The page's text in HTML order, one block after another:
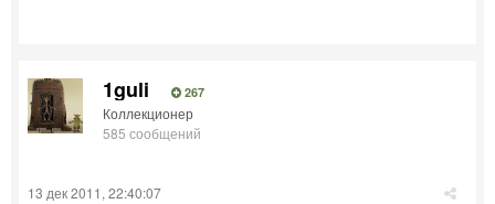
1guli 267
Коллекционер
585 сообщений
13 дек 2011, 22:40:07